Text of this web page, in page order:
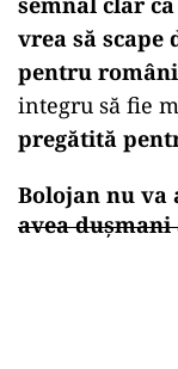
vrea să scape
pentru români
integru să fie
pregătită
Bolojan nu va
avea